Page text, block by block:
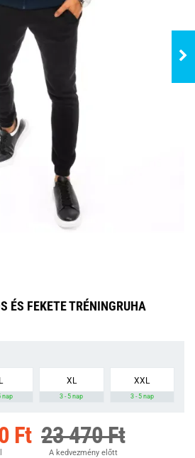
ÉS FEKETE TRÉNINGRUHA
L
nap
XL
3 - 5 nap
XXL
3 - 5 nap
Ft 23 470 Ft
A kedvezmény előtt